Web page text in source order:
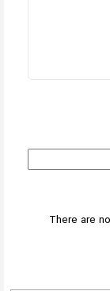
There are